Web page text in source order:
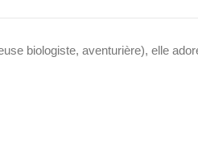
biologiste, aventurière), elle